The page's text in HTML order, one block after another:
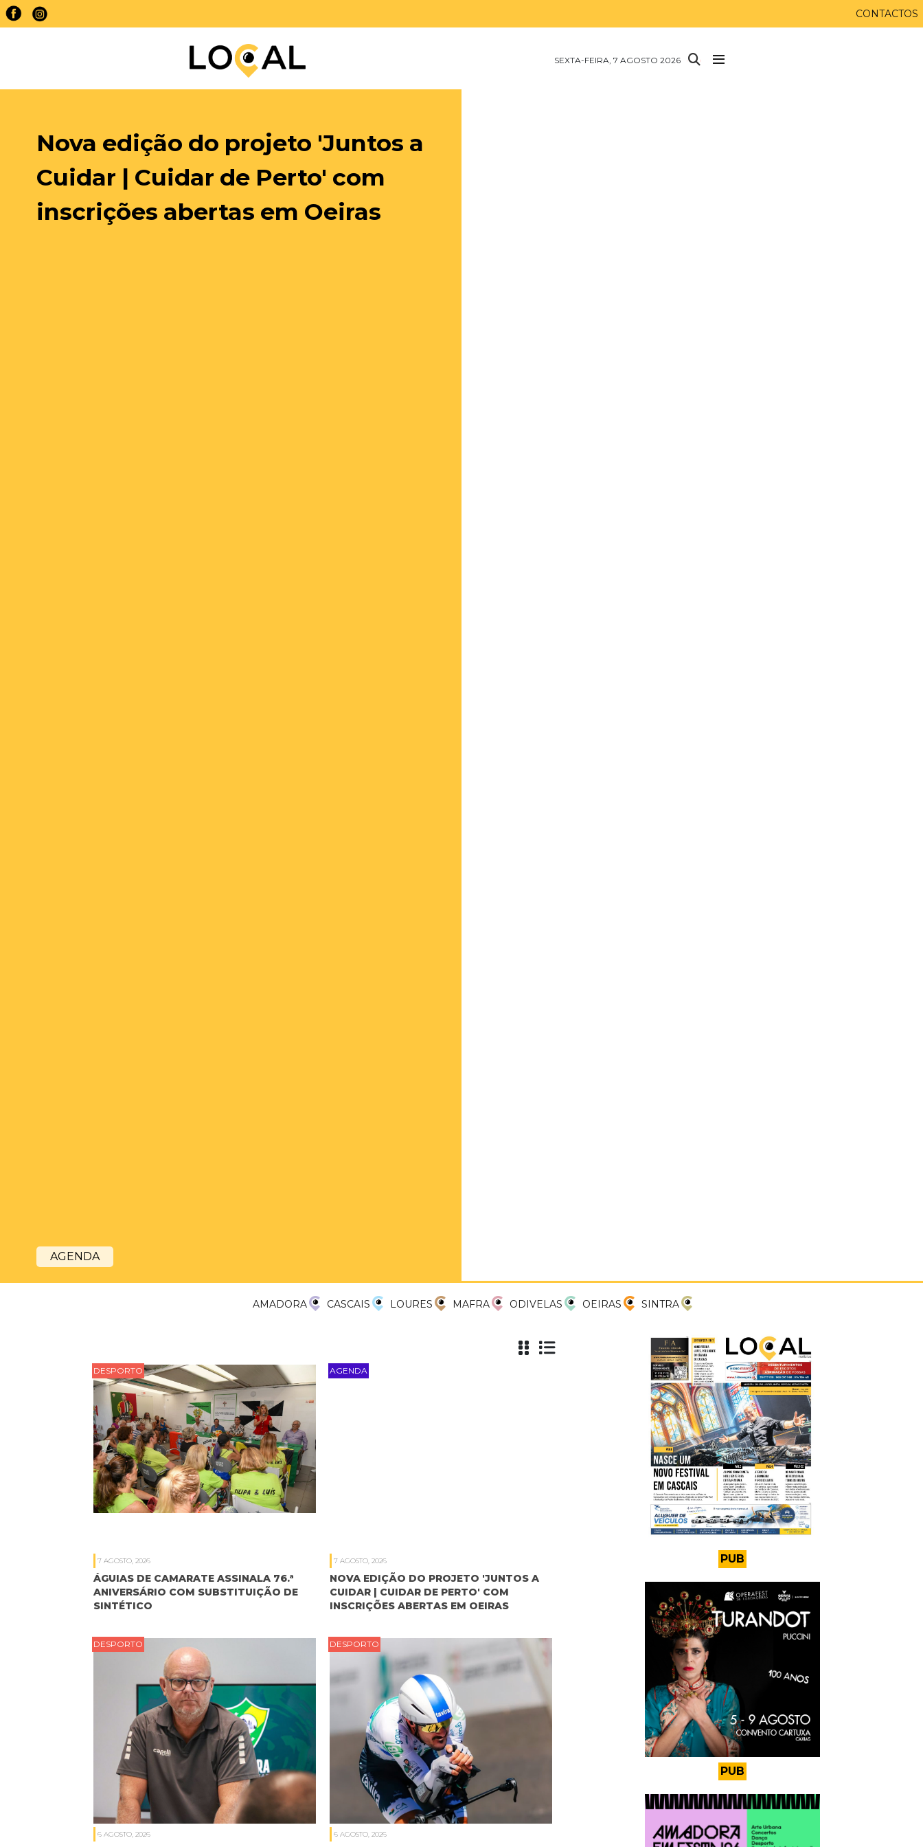
CONTACTOS
SEXTA-FEIRA, 7 AGOSTO 2026
Nova edição do projeto 'Juntos a
Cuidar | Cuidar de Perto' com
inscrições abertas em Oeiras
AGENDA
AMADORA CASCAIS LOURES MAFRA ODIVELAS OEIRAS SINTRA
DESPORTO
7 AGOSTO, 2026
ÁGUIAS DE CAMARATE ASSINALA 76.ª
ANIVERSÁRIO COM SUBSTITUIÇÃO DE
SINTÉTICO
AGENDA
7 AGOSTO, 2026
NOVA EDIÇÃO DO PROJETO 'JUNTOS A
CUIDAR | CUIDAR DE PERTO' COM
INSCRIÇÕES ABERTAS EM OEIRAS
DESPORTO
6 AGOSTO, 2026
DESPORTO
6 AGOSTO, 2026
PUB
PUB